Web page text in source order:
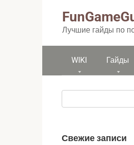
Лучшие гайды по
WIKI Гайды
Свежие записи